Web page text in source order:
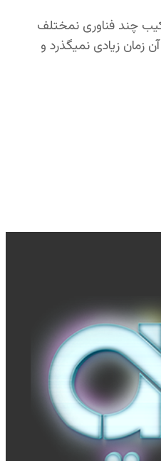
چند فناوری نمختلف
زمان زیادی نمیگذرد و